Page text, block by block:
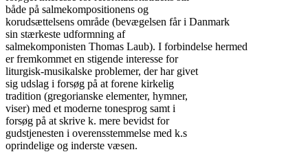
både på salmekompositionens og
korudsættelsens område (bevægelsen får i Danmark
sin stærkeste udformning af
salmekomponisten Thomas Laub). I forbindelse hermed
er fremkommet en stigende interesse for
liturgisk-musikalske problemer, der har givet
sig udslag i forsøg på at forene kirkelig
tradition (gregorianske elementer, hymner,
viser) med et moderne tonesprog samt i
forsøg på at skrive k. mere bevidst for
gudstjenesten i overensstemmelse med k.s
oprindelige og inderste væsen.